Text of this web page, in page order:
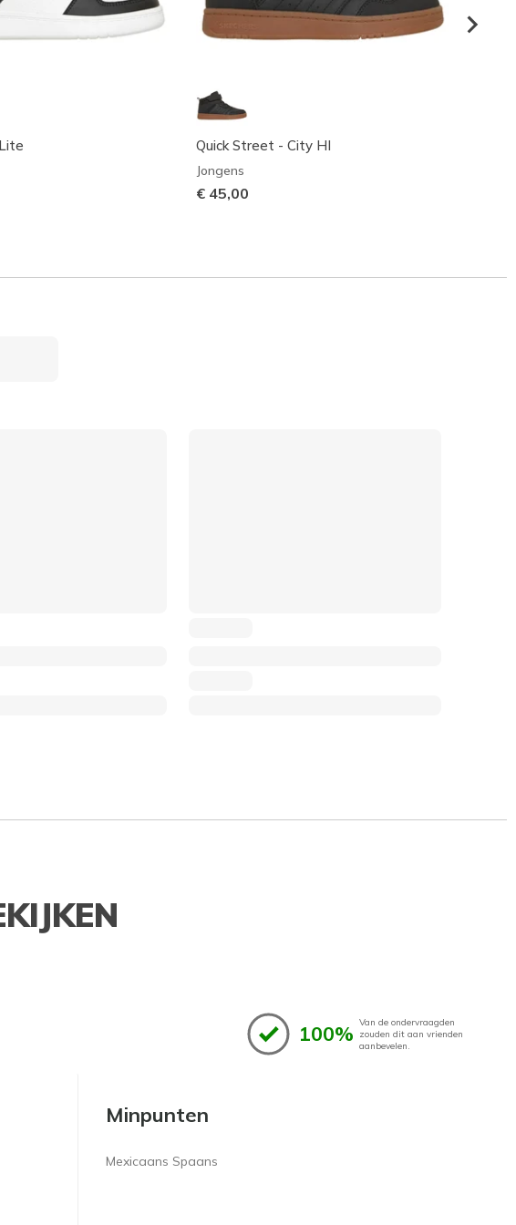
Quick Street - City HI
Jongens
€ 45,00
100% Van de ondervraagden
zouden dit aan vrienden
aanbevelen.
Minpunten
Mexicaans Spaans